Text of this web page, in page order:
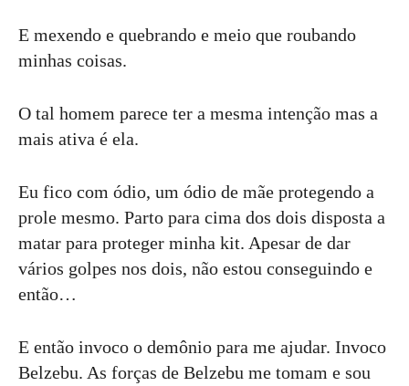
E mexendo e quebrando e meio que roubando
minhas coisas.
O tal homem parece ter a mesma intenção mas a
mais ativa é ela.
Eu fico com ódio, um ódio de mãe protegendo a
prole mesmo. Parto para cima dos dois disposta a
matar para proteger minha kit. Apesar de dar
vários golpes nos dois, não estou conseguindo e
então…
E então invoco o demônio para me ajudar. Invoco
Belzebu. As forças de Belzebu me tomam e sou